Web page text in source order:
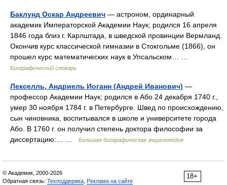
Баклунд Оскар Андреевич — астроном, ординарный
академик Императорской Академии Наук; родился 16 апреля
1846 года близ г. Карлштада, в шведской провинции Вермланд.
Окончив курс классической гимназии в Стокгольме (1866), он
прошел курс математических наук в Упсальском… …
Биографический словарь
Лекселль, Андриель Иоганн (Андрей Иванович) —
профессор Академии Наук; родился в Або 24 декабря 1740 г.,
умер 30 ноября 1784 г. в Петербурге. Швед по происхождению,
сын чиновника, воспитывался в школе и университете города
Або. В 1760 г. он получил степень доктора философии за
диссертацию:… …
Большая биографическая энциклопедия
18+
© Академик, 2000-2026
Обратная связь: Техподдержка Реклама на сайте